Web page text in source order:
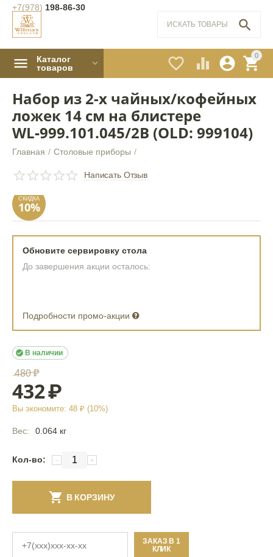
+7(978) 198-86-30
0


 

Каталог
товаров
Набор из 2-х чайных/кофейных
ложек 14 см на блистере
WL‑999.101.045/2B (OLD: 999104)
Главная / Столовые приборы /
Написать Отзыв
Обновите сервировку стола
До завершения акции осталось:
Подробности промо-акции
В наличии

480 ₽
432₽
Вы экономите: 48 ₽ (10%)
Вес: 0.064 кг
Кол-во: +
−
В КОРЗИНУ
ЗАКАЗ В 1
КЛИК